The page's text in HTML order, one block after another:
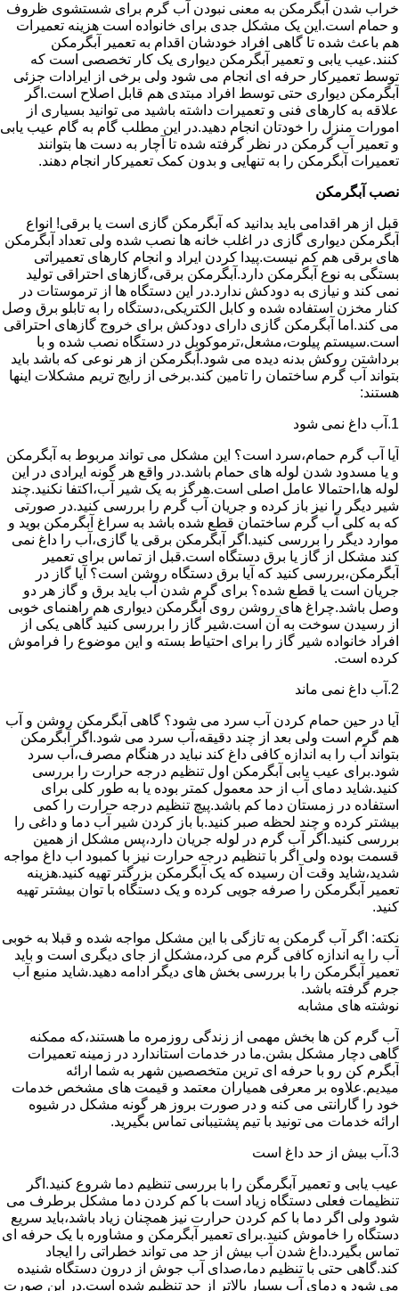
خراب شدن آبگرمکن به معنی نبودن آب گرم برای شستشوی ظروف
و حمام است.این یک مشکل جدی برای خانواده است هزینه تعمیرات
هم باعث شده تا گاهی افراد خودشان اقدام به تعمیر آبگرمکن
کنند.عیب یابی و تعمیر آبگرمکن دیواری یک کار تخصصی است که
توسط تعمیرکار حرفه ای انجام می شود ولی برخی از ایرادات جزئی
آبگرمکن دیواری حتی توسط افراد مبتدی هم قابل اصلاح است.اگر
علاقه به کارهای فنی و تعمیرات داشته باشید می توانید بسیاری از
امورات منزل را خودتان انجام دهید.در این مطلب گام به گام عیب یابی
و تعمیر آب گرمکن در نظر گرفته شده تا آچار به دست ها بتوانند
تعمیرات آبگرمکن را به تنهایی و بدون کمک تعمیرکار انجام دهند.
نصب آبگرمکن
قبل از هر اقدامی باید بدانید که آبگرمکن گازی است یا برقی! انواع
آبگرمکن دیواری گازی در اغلب خانه ها نصب شده ولی تعداد آبگرمکن
های برقی هم کم نیست.پیدا کردن ایراد و انجام کارهای تعمیراتی
بستگی به نوع آبگرمکن دارد.آبگرمکن برقی،گازهای احتراقی تولید
نمی کند و نیازی به دودکش ندارد.در این دستگاه ها از ترموستات در
کنار مخزن استفاده شده و کابل الکتریکی،دستگاه را به تابلو برق وصل
می کند.اما آبگرمکن گازی دارای دودکش برای خروج گازهای احتراقی
است.سیستم پیلوت،مشعل،ترموکوبل در دستگاه نصب شده و با
برداشتن روکش بدنه دیده می شود.آبگرمکن از هر نوعی که باشد باید
بتواند آب گرم ساختمان را تامین کند.برخی از رایج تریم مشکلات اینها
هستند:
1.آب داغ نمی شود
آیا آب گرم حمام،سرد است؟ این مشکل می تواند مربوط به آبگرمکن
و یا مسدود شدن لوله های حمام باشد.در واقع هر گونه ایرادی در این
لوله ها،احتمالا عامل اصلی است.هرگز به یک شیر آب،اکتفا نکنید.چند
شیر دیگر را نیز باز کرده و جریان آب گرم را بررسی کنید.در صورتی
که به کلی آب گرم ساختمان قطع شده باشد به سراغ آبگرمکن بوید و
موارد دیگر را بررسی کنید.اگر آبگرمکن برقی یا گازی،آب را داغ نمی
کند مشکل از گاز یا برق دستگاه است.قبل از تماس برای تعمیر
آبگرمکن،بررسی کنید که آیا برق دستگاه روشن است؟ آیا گاز در
جریان است یا قطع شده؟ برای گرم شدن آب باید برق و گاز هر دو
وصل باشد.چراغ های روشن روی آبگرمکن دیواری هم راهنمای خوبی
از رسیدن سوخت به آن است.شیر گاز را بررسی کنید گاهی یکی از
افراد خانواده شیر گاز را برای احتیاط بسته و این موضوع را فراموش
کرده است.
2.آب داغ نمی ماند
آیا در حین حمام کردن آب سرد می شود؟ گاهی آبگرمکن روشن و آب
هم گرم است ولی بعد از چند دقیقه،آب سرد می شود.اگر آبگرمکن
بتواند آب را به اندازه کافی داغ کند نباید در هنگام مصرف،آب سرد
شود.برای عیب یابی آبگرمکن اول تنظیم درجه حرارت را بررسی
کنید.شاید دمای آب از حد معمول کمتر بوده یا به طور کلی برای
استفاده در زمستان دما کم باشد.پیچ تنظیم درجه حرارت را کمی
بیشتر کرده و چند لحظه صبر کنید.با باز کردن شیر آب دما و داغی را
بررسی کنید.اگر آب گرم در لوله جریان دارد،پس مشکل از همین
قسمت بوده ولی اگر با تنظیم درجه حرارت نیز با کمبود اب داغ مواجه
شدید،شاید وقت آن رسیده که یک آبگرمکن بزرگتر تهیه کنید.هزینه
تعمیر آبگرمکن را صرفه جویی کرده و یک دستگاه با توان بیشتر تهیه
کنید.
نکته: اگر آب گرمکن به تازگی با این مشکل مواجه شده و قبلا به خوبی
آب را به اندازه کافی گرم می کرد،مشکل از جای دیگری است و باید
تعمیر آبگرمکن را با بررسی بخش های دیگر ادامه دهید.شاید منبع آب
جرم گرفته باشد.
نوشته های مشابه
آب گرم کن ها بخش مهمی از زندگی روزمره ما هستند،که ممکنه
گاهی دچار مشکل بشن.ما در خدمات استاندارد در زمینه تعمیرات
آبگرم کن رو با حرفه ای ترین متخصصین شهر به شما ارائه
میدیم.علاوه بر معرفی همیاران معتمد و قیمت های مشخص خدمات
خود را گارانتی می کنه و در صورت بروز هر گونه مشکل در شیوه
ارائه خدمات می تونید با تیم پشتیبانی تماس بگیرید.
3.آب بیش از حد داغ است
عیب یابی و تعمیر آبگرمگن را با بررسی تنظیم دما شروع کنید.اگر
تنظیمات فعلی دستگاه زیاد است با کم کردن دما مشکل برطرف می
شود ولی اگر دما با کم کردن حرارت نیز همچنان زیاد باشد،باید سریع
دستگاه را خاموش کنید.برای تعمیر آبگرمکن و مشاوره با یک حرفه ای
تماس بگیرد.داغ شدن آب بیش از حد می تواند خطراتی را ایجاد
کند.گاهی حتی با تنظیم دما،صدای آب جوش از درون دستگاه شنیده
می شود و دمای آب بسیار بالاتر از حد تنظیم شده است.در این صورت